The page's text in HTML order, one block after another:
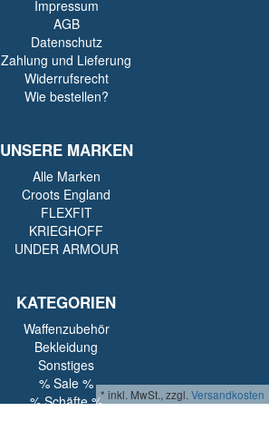
Impressum
AGB
Datenschutz
Zahlung und Lieferung
Widerrufsrecht
Wie bestellen?
UNSERE MARKEN
Alle Marken
Croots England
FLEXFIT
KRIEGHOFF
UNDER ARMOUR
KATEGORIEN
Waffenzubehör
Bekleidung
Sonstiges
% Sale %
% Schäfte %* inkl. MwSt., zzgl. Versandkosten